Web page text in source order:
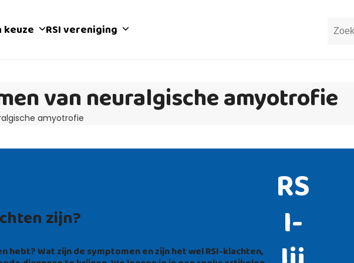
keuze RSI vereniging Search
van neuralgische amyotrofie
amyotrofie
zijn?
hebt? Wat zijn de symptomen en zijn het wel RSI-klachten,
RS
I-